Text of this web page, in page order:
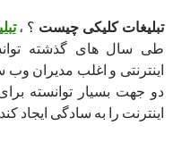
تبلیغات کلیکی چیست ؟ ،
طی سال های گذشته
اینترنتی و اغلب مدیران وب
دو جهت بسیار توانسته
اینترنت را به سادگی ایجاد کند.